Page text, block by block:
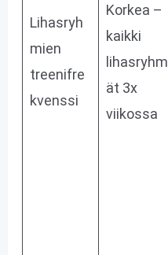
Lihasryh
mien
treenifre
kvenssi
Korkea –
kaikki
lihasryhm
ät 3x
viikossa